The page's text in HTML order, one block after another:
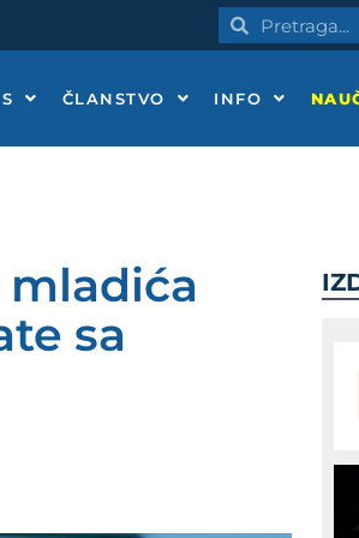
PretragaPretraga
ČLANSTVO INFO
sa